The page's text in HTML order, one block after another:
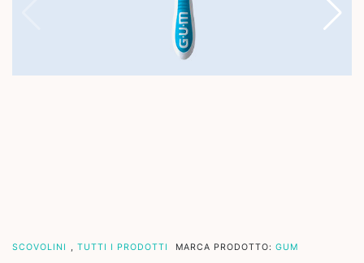
SCOVOLINI TUTTI I PRODOTTI MARCA PRODOTTO: GUM